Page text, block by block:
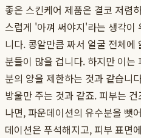
좋은 스킨케어 제품은 결코 저렴
스럽게 '아껴 써야지'라는 생각이
니다. 콩알만큼 짜서 얼굴 전체에
분들이 많을 겁니다. 하지만 이
분의 양을 제한하는 것과 같습니
방울만 주는 것과 같죠. 피부는
나면, 파운데이션의 유수분을 뺏
데이션은 푸석해지고, 피부 표면